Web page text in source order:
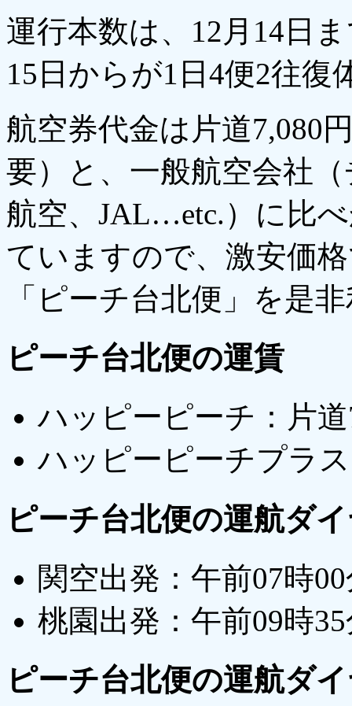
運行本数は、12月14日
15日からが1日4便2往復
航空券代金は片道7,080
要）と、一般航空会社
航空、JAL…etc.）に比
ていますので、激安価
「ピーチ台北便」を是
ピーチ台北便の運賃
ハッピーピーチ：片
ハッピーピーチプラ
ピーチ台北便の運航ダ
関空出発：午前07時
桃園出発：午前09時
ピーチ台北便の運航ダ